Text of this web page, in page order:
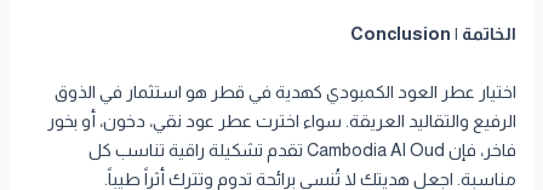
الخاتمة | Conclusion
اختيار عطر العود الكمبودي كهدية في قطر هو استثمار في الذوق
الرفيع والتقاليد العريقة. سواء اخترت عطر عود نقي، دخون، أو بخور
فاخر، فإن Cambodia Al Oud تقدم تشكيلة راقية تناسب كل
مناسبة. اجعل هديتك لا تُنسى برائحة تدوم وتترك أثراً طيباً.